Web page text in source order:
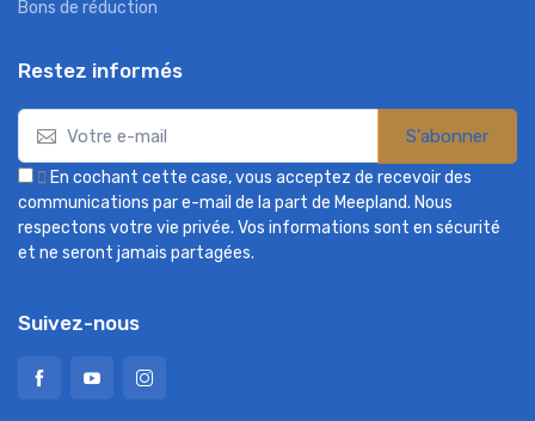
Bons de réduction
Restez informés
S'abonner
 En cochant cette case, vous acceptez de recevoir des
communications par e-mail de la part de Meepland. Nous
respectons votre vie privée. Vos informations sont en sécurité
et ne seront jamais partagées.
Suivez-nous